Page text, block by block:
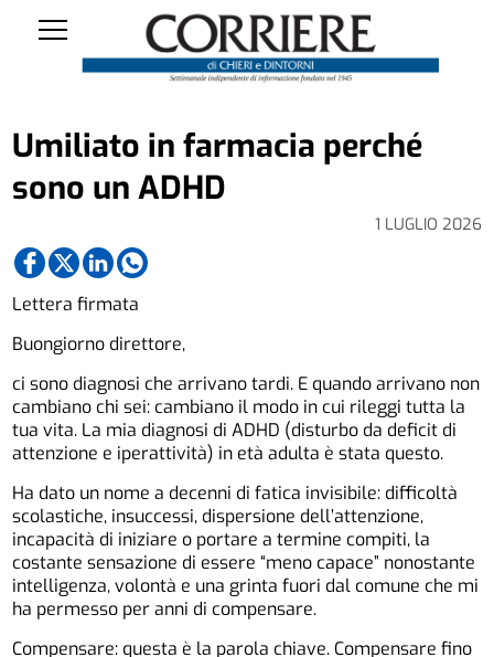
1 LUGLIO 2026
Umiliato in farmacia perché
sono un ADHD
Lettera firmata
Buongiorno direttore,
ci sono diagnosi che arrivano tardi. E quando arrivano non
cambiano chi sei: cambiano il modo in cui rileggi tutta la
tua vita. La mia diagnosi di ADHD (disturbo da deficit di
attenzione e iperattività) in età adulta è stata questo.
Ha dato un nome a decenni di fatica invisibile: difficoltà
scolastiche, insuccessi, dispersione dell’attenzione,
incapacità di iniziare o portare a termine compiti, la
costante sensazione di essere “meno capace” nonostante
intelligenza, volontà e una grinta fuori dal comune che mi
ha permesso per anni di compensare.
Compensare: questa è la parola chiave. Compensare fino